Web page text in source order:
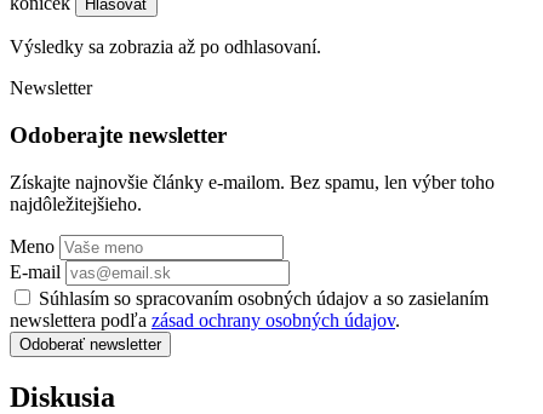
Hlasovať
Výsledky sa zobrazia až po odhlasovaní.
Newsletter
Odoberajte newsletter
Získajte najnovšie články e-mailom. Bez spamu, len výber toho
najdôležitejšieho.
Meno
E-mail
Súhlasím so spracovaním osobných údajov a so zasielaním
newslettera podľa zásad ochrany osobných údajov.
Odoberať newsletter
Diskusia